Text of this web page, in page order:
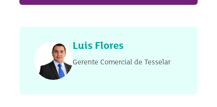
Luis Flores
Gerente Comercial de Tesselar